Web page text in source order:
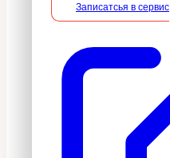
Записатсья в сервис